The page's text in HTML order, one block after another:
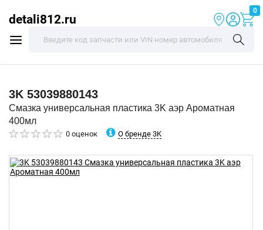
detali812.ru
0
3K 53039880143
Смазка универсальная пластика 3K аэр Ароматная
400мл
0 оценок О бренде 3K